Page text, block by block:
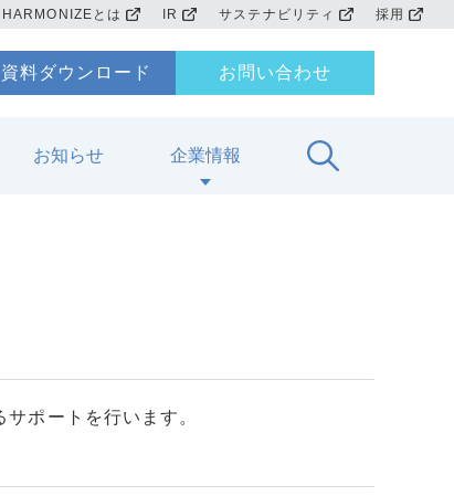
HARMONIZEとは IR サステナビリティ 採用
お知らせ 企業情報
資料ダウンロード お問い合わせ
ポートを行います。